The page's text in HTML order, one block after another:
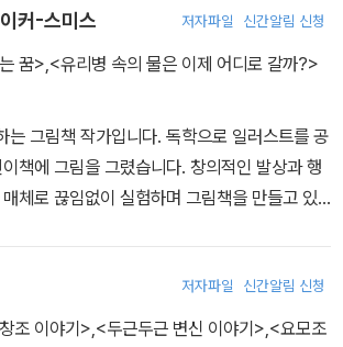
상해 본 적 없는 세계를 보게 되는데….
커-스미스 저자파일 신간알림 신청
꿈>,<유리병 속의 물은 이제 어디로 갈까?>
는 그림책 작가입니다. 독학으로 일러스트를 공
책에 그림을 그렸습니다. 창의적인 발상과 행
체로 끊임없이 실험하며 그림책을 만들고 있
저자파일 신간알림 신청
조 이야기>,<두근두근 변신 이야기>,<요모조